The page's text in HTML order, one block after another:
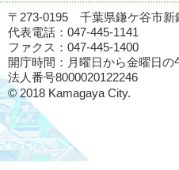
〒273-0195 千葉県鎌ケ谷市新
代表電話：047-445-1141
ファクス：047-445-1400
開庁時間：月曜日から金曜日
法人番号8000020122246
© 2018 Kamagaya City.